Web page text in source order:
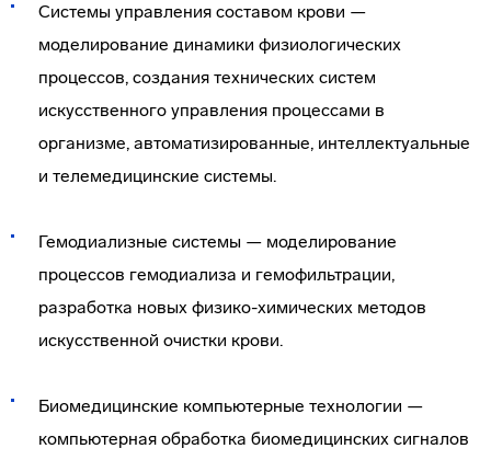
Системы управления составом крови —
моделирование динамики физиологических
процессов, создания технических систем
искусственного управления процессами в
организме, автоматизированные, интеллектуальные
и телемедицинские системы.
Гемодиализные системы — моделирование
процессов гемодиализа и гемофильтрации,
разработка новых физико-химических методов
искусственной очистки крови.
Биомедицинские компьютерные технологии —
компьютерная обработка биомедицинских сигналов